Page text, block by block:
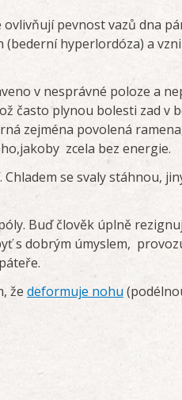
pevnost vazů dna
hyperlordóza) a
v nesprávné poloze a
často plynou bolesti zad v
zejména povolená
zcela bez energie.
se svaly stáhnou,
Buď člověk úplně
s dobrým úmyslem,
že deformuje nohu